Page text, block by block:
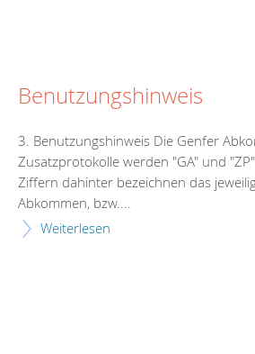
Benutzungshinweis
3. Benutzungshinweis Die Genfer
Zusatzprotokolle werden "GA" und
Ziffern dahinter bezeichnen das
Abkommen, bzw....
Weiterlesen